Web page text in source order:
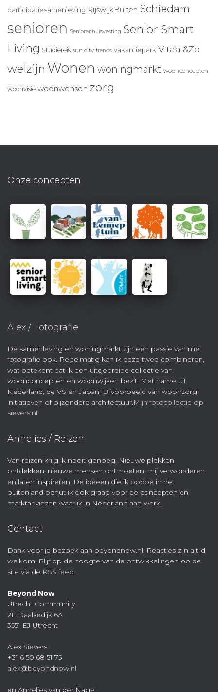
participatiesamenleving RijswijkBuiten Schiedam
senioren Seniorenhuisvesting Senior Smart
Living Studiereis sun city trends vakantiepark Vitaal&Zo
welzijn Wonen woningmarkt woonconcepten
woonvisie woonwensen zorg
Onze concepten
Alex / Fotografie
De samenleving en woningmarkt zijn een passie van me;
fotografie ook. Regelmatig kan ik deze twee combineren,
wat betekent dat ik een uitgebreide collectie van
woonconcepten en woonwijken bezit. Met name uit
Nederland, de VS en Japan. Bijvoorbeeld van woonzorg
initiatieven of bijzondere architectuur.Mijn fotocollectie op
sievers.nl
Annelies / Reizen
Van reizen krijg ik nooit genoeg. Nieuwe plekken
ontdekken, nieuwe mensen ontmoeten, mij verwonderen
en laten inspireren. De ideeën die ik opdoe in het
buitenland benut ik ook graag voor de concepten en
marktadviezen waar ik in Nederland aan werk.
Contact
Dank voor je bezoek aan beyondnow.nl. Reacties zijn altijd
welkom. Blijf op de hoogte van de ontwikkelingen op de
site via de RSS feed.
Beyond Now
Utrecht Community
2E Daalsedijk 6A
3551 EJ Utrecht
Alex Sievers
+31 6 50 68 51 75
alex@beyondnow.nl
en Annelies van der Nagel